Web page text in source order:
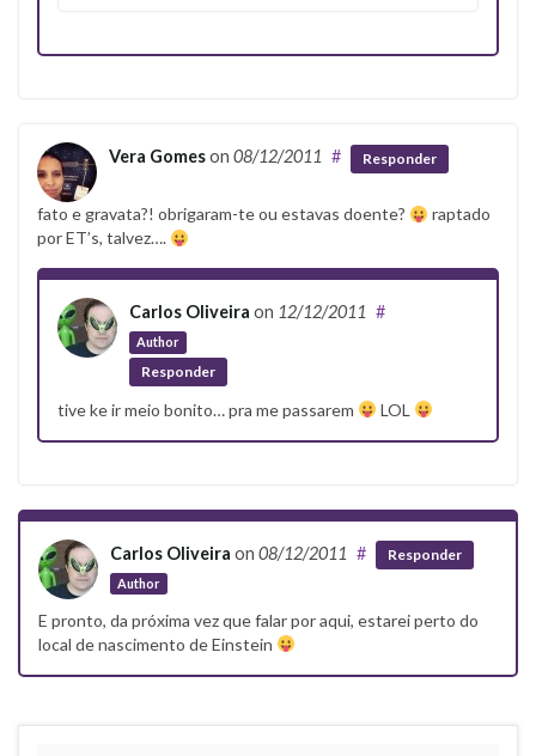
Vera Gomeson 08/12/2011 # Responder
fato e gravata?! obrigaram-te ou estavas doente?
raptado
por ET’s, talvez….
Carlos Oliveira on 12/12/2011
Author
#
Responder
tive ke ir meio bonito… pra me passarem LOL
Carlos Oliveira on 08/12/2011
Author
# Responder
E pronto, da próxima vez que falar por aqui, estarei perto do
local de nascimento de Einstein